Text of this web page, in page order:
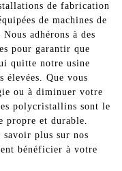
de fabrication
de machines de
adhérons à des
pour garantir que
quitte notre usine
élevées. Que vous
ou à diminuer votre
polycristallins sont le
propre et durable.
savoir plus sur nos
bénéficier à votre